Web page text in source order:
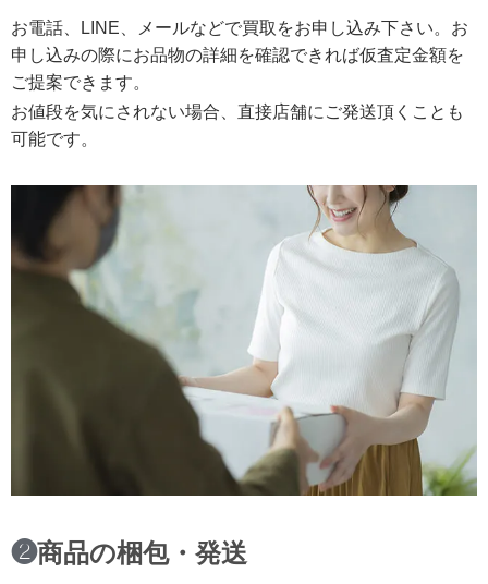
お電話、LINE、メールなどで買取をお申し込み下さい。お
申し込みの際にお品物の詳細を確認できれば仮査定金額を
ご提案できます。
お値段を気にされない場合、直接店舗にご発送頂くことも
可能です。
❷商品の梱包・発送